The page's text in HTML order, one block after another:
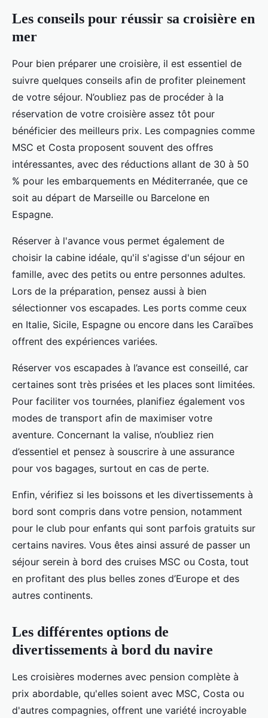
Les conseils pour réussir sa croisière en
mer
Pour bien préparer une croisière, il est essentiel de
suivre quelques conseils afin de profiter pleinement
de votre séjour. N’oubliez pas de procéder à la
réservation de votre croisière assez tôt pour
bénéficier des meilleurs prix. Les compagnies comme
MSC et Costa proposent souvent des offres
intéressantes, avec des réductions allant de 30 à 50
% pour les embarquements en Méditerranée, que ce
soit au départ de Marseille ou Barcelone en
Espagne.
Réserver à l'avance vous permet également de
choisir la cabine idéale, qu'il s'agisse d'un séjour en
famille, avec des petits ou entre personnes adultes.
Lors de la préparation, pensez aussi à bien
sélectionner vos escapades. Les ports comme ceux
en Italie, Sicile, Espagne ou encore dans les Caraïbes
offrent des expériences variées.
Réserver vos escapades à l’avance est conseillé, car
certaines sont très prisées et les places sont limitées.
Pour faciliter vos tournées, planifiez également vos
modes de transport afin de maximiser votre
aventure. Concernant la valise, n’oubliez rien
d’essentiel et pensez à souscrire à une assurance
pour vos bagages, surtout en cas de perte.
Enfin, vérifiez si les boissons et les divertissements à
bord sont compris dans votre pension, notamment
pour le club pour enfants qui sont parfois gratuits sur
certains navires. Vous êtes ainsi assuré de passer un
séjour serein à bord des cruises MSC ou Costa, tout
en profitant des plus belles zones d’Europe et des
autres continents.
Les différentes options de
divertissements à bord du navire
Les croisières modernes avec pension complète à
prix abordable, qu'elles soient avec MSC, Costa ou
d'autres compagnies, offrent une variété incroyable